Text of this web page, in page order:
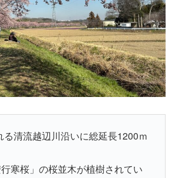
る清流越辺川沿いに総延長1200ｍ
寒桜」の桜並木が植樹されてい